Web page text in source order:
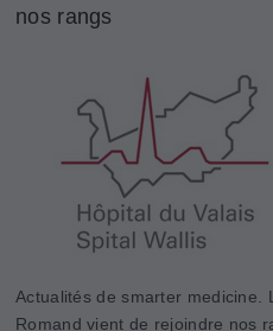
nos rangs
Actualités de smarter medicine.
Romand vient de rejoindre nos